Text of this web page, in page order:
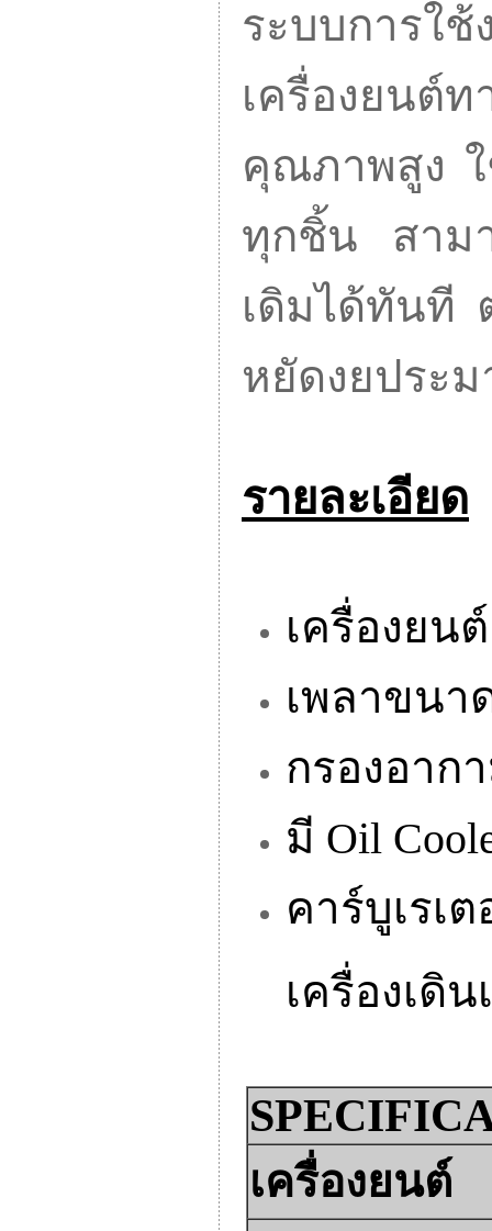
ระบบการ
เครื่องยน
คุณภาพสูง
ทุกชิ้น สาม
เดิมได้ทันที
หยัดงยประ
รายละเอียด
เครื่องยน
เพลาขนา
กรองอาก
มี Oil
คาร์บูเรเ
เครื่องเดิ
เครื่องยนต์